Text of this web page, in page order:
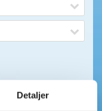
Detaljer